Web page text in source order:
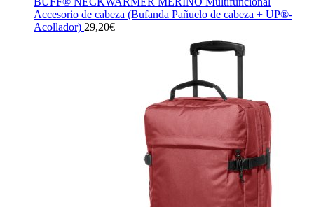
Accesorio de cabeza (Bufanda Pañuelo de cabeza + UP®-
Acollador) 29,20€